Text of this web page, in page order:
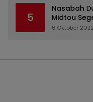
5
Nasabah
Midtou
6 Oktober 2022